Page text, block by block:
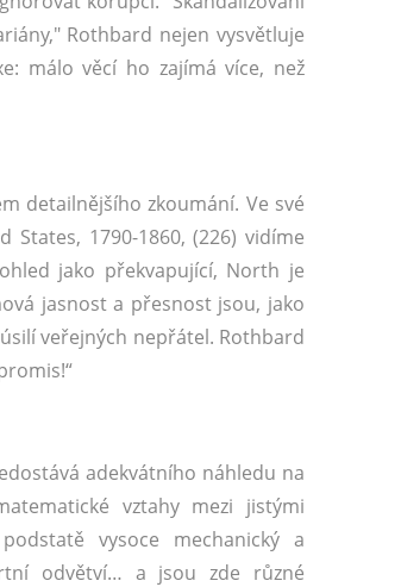
Rothbard nejen vysvětluje
málo věcí ho zajímá více, než
detailnějšího zkoumání. Ve své
States, 1790-1860, (226) vidíme
jako překvapující, North je
jasnost a přesnost jsou, jako
veřejných nepřátel. Rothbard
adekvátního náhledu na
vztahy mezi jistými
vysoce mechanický a
odvětví… a jsou zde různé